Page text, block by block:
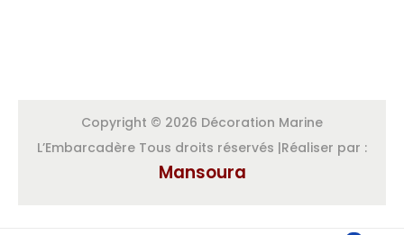
Copyright © 2026 Décoration Marine
L’Embarcadère Tous droits réservés |Réaliser par :
Mansoura